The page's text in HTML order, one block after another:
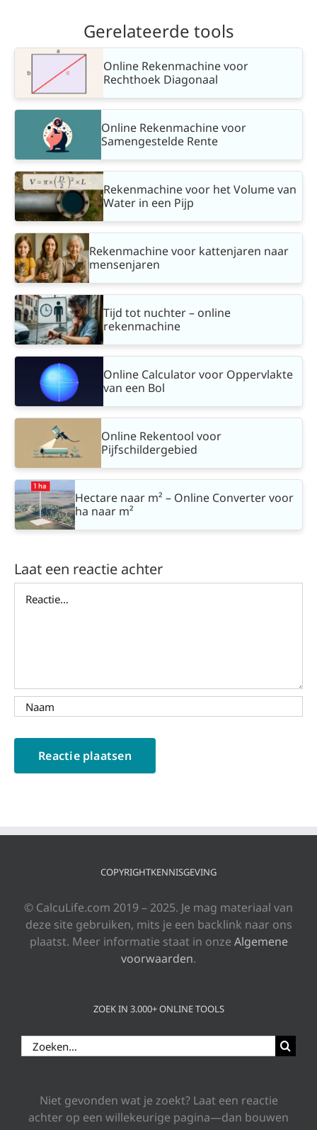
Gerelateerde tools
Online Rekenmachine voor
Rechthoek Diagonaal
Online Rekenmachine voor
Samengestelde Rente
Rekenmachine voor het Volume van
Water in een Pijp
Rekenmachine voor kattenjaren naar
mensenjaren
Tijd tot nuchter – online
rekenmachine
Online Calculator voor Oppervlakte
van een Bol
Online Rekentool voor
Pijfschildergebied
Hectare naar m² – Online Converter voor
ha naar m²
Laat een reactie achter
COPYRIGHTKENNISGEVING
© CalcuLife.com 2019 – 2025. Je mag materiaal van
deze site gebruiken, mits je een backlink naar ons
plaatst. Meer informatie staat in onze Algemene
voorwaarden.
ZOEK IN 3.000+ ONLINE TOOLS
Zoeken
naar:
Niet gevonden wat je zoekt? Laat een reactie
achter op een willekeurige pagina—dan bouwen